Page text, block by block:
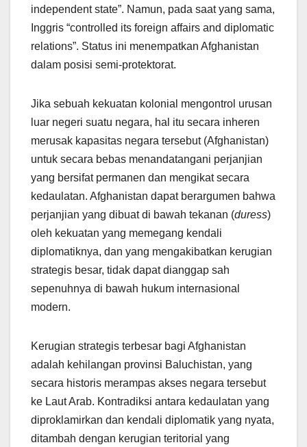
independent state”. Namun, pada saat yang sama,
Inggris “controlled its foreign affairs and diplomatic
relations”. Status ini menempatkan Afghanistan
dalam posisi semi-protektorat.
Jika sebuah kekuatan kolonial mengontrol urusan
luar negeri suatu negara, hal itu secara inheren
merusak kapasitas negara tersebut (Afghanistan)
untuk secara bebas menandatangani perjanjian
yang bersifat permanen dan mengikat secara
kedaulatan. Afghanistan dapat berargumen bahwa
perjanjian yang dibuat di bawah tekanan (duress)
oleh kekuatan yang memegang kendali
diplomatiknya, dan yang mengakibatkan kerugian
strategis besar, tidak dapat dianggap sah
sepenuhnya di bawah hukum internasional
modern.
Kerugian strategis terbesar bagi Afghanistan
adalah kehilangan provinsi Baluchistan, yang
secara historis merampas akses negara tersebut
ke Laut Arab. Kontradiksi antara kedaulatan yang
diproklamirkan dan kendali diplomatik yang nyata,
ditambah dengan kerugian teritorial yang